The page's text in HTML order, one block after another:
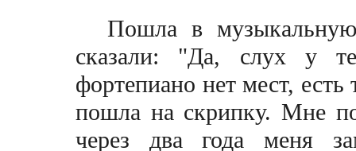
Пошла в
сказали: "Да, слух у
фортепиано нет мест,
пошла на скрипку. Мне
через два года меня